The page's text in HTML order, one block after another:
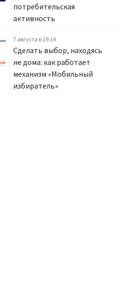
потребительская
активность
7 августа в 19:14
Сделать выбор, находясь
не дома: как работает
механизм «Мобильный
избиратель»